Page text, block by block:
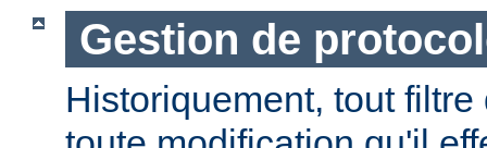
Gestion de
Historiquement, tout